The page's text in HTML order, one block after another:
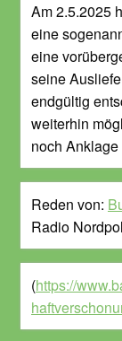
Am 2.5.2025
eine
eine
seine
endgültig
weiterhin
noch
Reden von:
Radio
(https://